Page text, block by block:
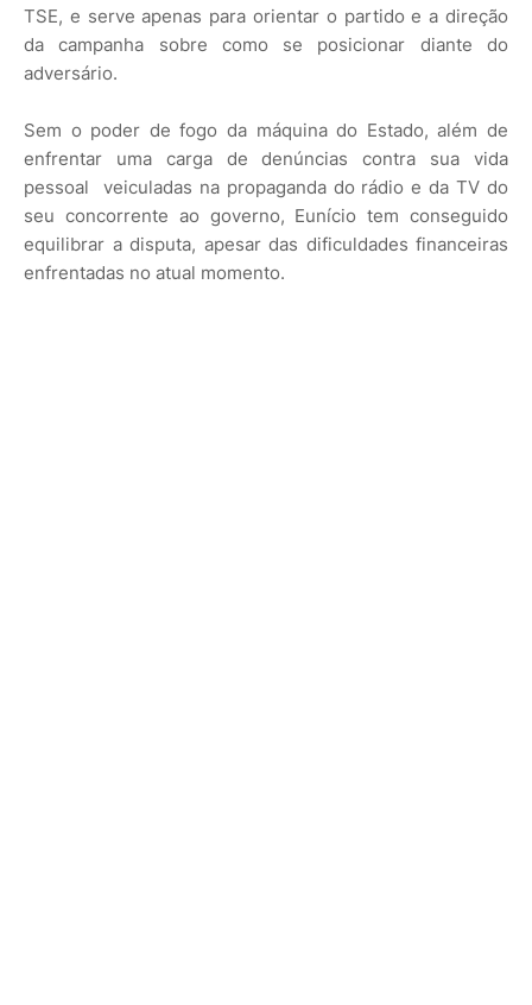
TSE, e serve apenas para orientar o partido e a direção
da campanha sobre como se posicionar diante do
adversário.
Sem o poder de fogo da máquina do Estado, além de
enfrentar uma carga de denúncias contra sua vida
pessoal veiculadas na propaganda do rádio e da TV do
seu concorrente ao governo, Eunício tem conseguido
equilibrar a disputa, apesar das dificuldades financeiras
enfrentadas no atual momento.